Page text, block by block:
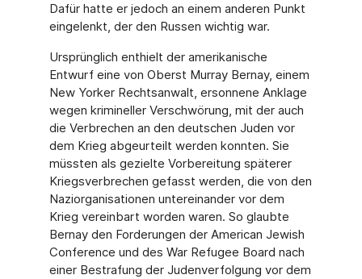
Dafür hatte er jedoch an einem anderen Punkt
eingelenkt, der den Russen wichtig war.
Ursprünglich enthielt der amerikanische
Entwurf eine von Oberst Murray Bernay, einem
New Yorker Rechtsanwalt, ersonnene Anklage
wegen krimineller Verschwörung, mit der auch
die Verbrechen an den deutschen Juden vor
dem Krieg abgeurteilt werden konnten. Sie
müssten als gezielte Vorbereitung späterer
Kriegsverbrechen gefasst werden, die von den
Naziorganisationen untereinander vor dem
Krieg vereinbart worden waren. So glaubte
Bernay den Forderungen der American Jewish
Conference und des War Refugee Board nach
einer Bestrafung der Judenverfolgung vor dem